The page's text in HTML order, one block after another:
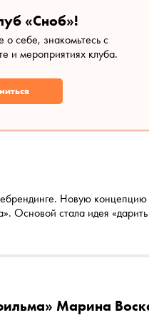
«Сноб»!
о себе, знакомьтесь с
и мероприятиях клуба.
Новую
Основой стала идея «дарить
Марина